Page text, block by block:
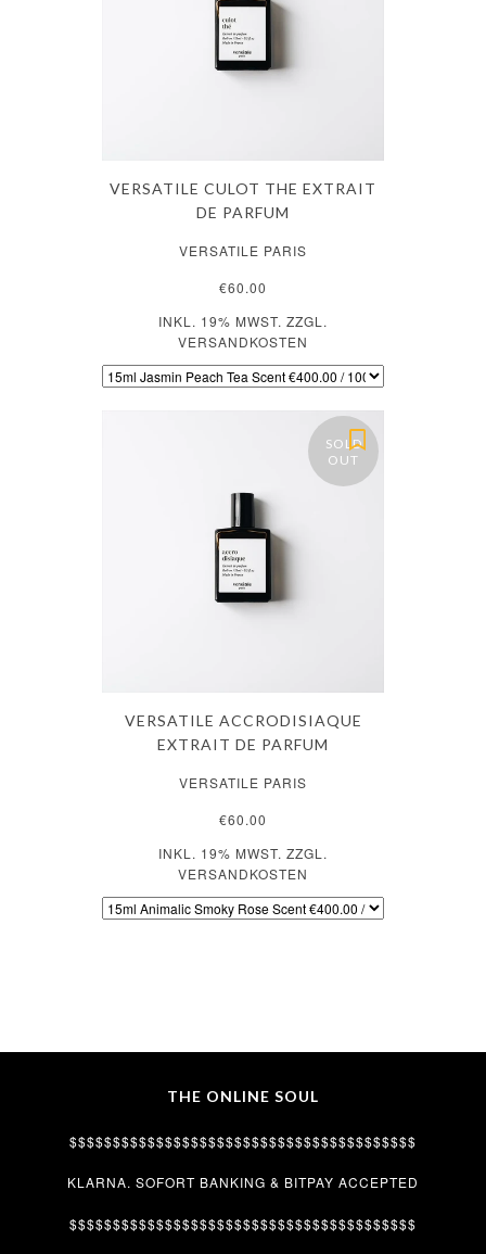
VERSATILE CULOT THE EXTRAIT
DE PARFUM
VERSATILE PARIS
€60.00
INKL. 19% MWST. ZZGL.
VERSANDKOSTEN
SOLD
OUT
VERSATILE ACCRODISIAQUE
EXTRAIT DE PARFUM
VERSATILE PARIS
€60.00
INKL. 19% MWST. ZZGL.
VERSANDKOSTEN
THE ONLINE SOUL
$$$$$$$$$$$$$$$$$$$$$$$$$$$$$$$$$$$$$$$$
KLARNA. SOFORT BANKING & BITPAY ACCEPTED
$$$$$$$$$$$$$$$$$$$$$$$$$$$$$$$$$$$$$$$$